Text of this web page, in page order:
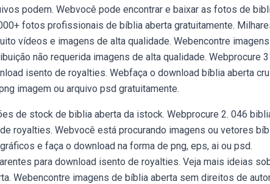
podem. Webvocê pode encontrar e baixar as fotos de
fotos profissionais de bíblia aberta gratuitamente.
vídeos e imagens de alta qualidade. Webencontre
não requerida imagens de alta qualidade. Webprocure
isento de royalties. Webfaça o download bíblia aberta
imagem ou arquivo psd gratuitamente.
de stock de biblia aberta da istock. Webprocure 2. 046
royalties. Webvocê está procurando imagens ou vetores
e faça o download na forma de png, eps, ai ou psd.
para download isento de royalties. Veja mais ideias
Webencontre imagens de bíblia aberta sem direitos de